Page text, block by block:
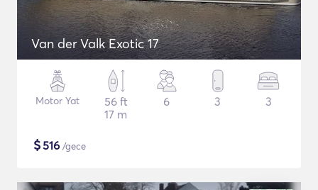
Van der Valk Exotic 17
Motor Yat
56 ft
17 m
6 3 3
$516 /gece